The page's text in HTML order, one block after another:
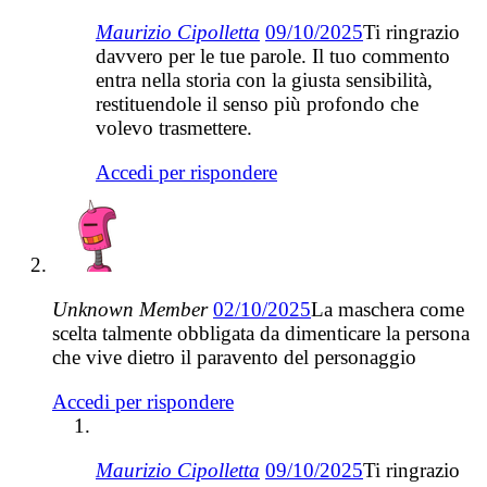
Maurizio Cipolletta 09/10/2025Ti ringrazio
davvero per le tue parole. Il tuo commento
entra nella storia con la giusta sensibilità,
restituendole il senso più profondo che
volevo trasmettere.
Accedi per rispondere
Unknown Member 02/10/2025La maschera come
scelta talmente obbligata da dimenticare la persona
che vive dietro il paravento del personaggio
Accedi per rispondere
Maurizio Cipolletta 09/10/2025Ti ringrazio